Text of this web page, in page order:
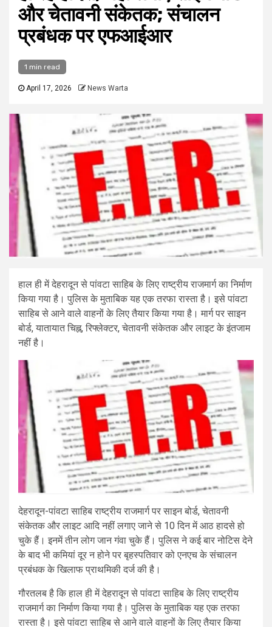
और चेतावनी संकेतक; संचालन
प्रबंधक पर एफआईआर
1 min read
April 17, 2026 News Warta
हाल ही में देहरादून से पांवटा साहिब के लिए राष्ट्रीय राजमार्ग का निर्माण
किया गया है। पुलिस के मुताबिक यह एक तरफा रास्ता है। इसे पांवटा
साहिब से आने वाले वाहनों के लिए तैयार किया गया है। मार्ग पर साइन
बोर्ड, यातायात चिह्न, रिफ्लेक्टर, चेतावनी संकेतक और लाइट के इंतजाम
नहीं है।
देहरादून-पांवटा साहिब राष्ट्रीय राजमार्ग पर साइन बोर्ड, चेतावनी
संकेतक और लाइट आदि नहीं लगाए जाने से 10 दिन में आठ हादसे हो
चुके हैं। इनमें तीन लोग जान गंवा चुके हैं। पुलिस ने कई बार नोटिस देने
के बाद भी कमियां दूर न होने पर बृहस्पतिवार को एनएच के संचालन
प्रबंधक के खिलाफ प्राथमिकी दर्ज की है।
गौरतलब है कि हाल ही में देहरादून से पांवटा साहिब के लिए राष्ट्रीय
राजमार्ग का निर्माण किया गया है। पुलिस के मुताबिक यह एक तरफा
रास्ता है। इसे पांवटा साहिब से आने वाले वाहनों के लिए तैयार किया